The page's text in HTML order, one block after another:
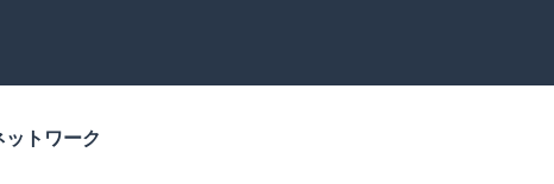
ットワーク